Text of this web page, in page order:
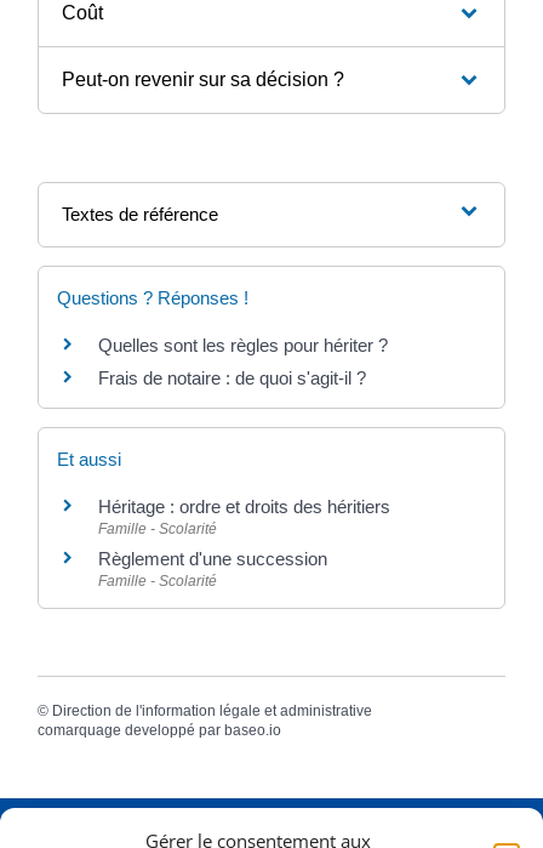
Gérer le consentement aux
Coût
Peut-on revenir sur sa décision ?
Textes de référence
Questions ? Réponses !
Quelles sont les règles pour hériter ?
Frais de notaire : de quoi s'agit-il ?
Et aussi
Héritage : ordre et droits des héritiers
Famille - Scolarité
Règlement d'une succession
Famille - Scolarité
© Direction de l'information légale et administrative
comarquage developpé par baseo.io